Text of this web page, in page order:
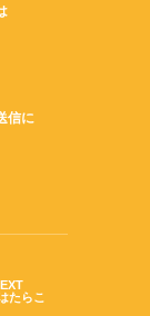
信に
たらこ